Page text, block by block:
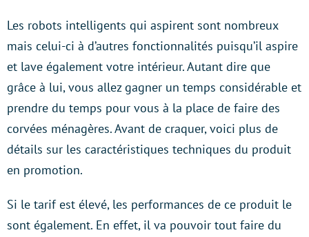
Les robots intelligents qui aspirent sont nombreux
mais celui-ci à d’autres fonctionnalités puisqu’il aspire
et lave également votre intérieur. Autant dire que
grâce à lui, vous allez gagner un temps considérable et
prendre du temps pour vous à la place de faire des
corvées ménagères. Avant de craquer, voici plus de
détails sur les caractéristiques techniques du produit
en promotion.
Si le tarif est élevé, les performances de ce produit le
sont également. En effet, il va pouvoir tout faire du